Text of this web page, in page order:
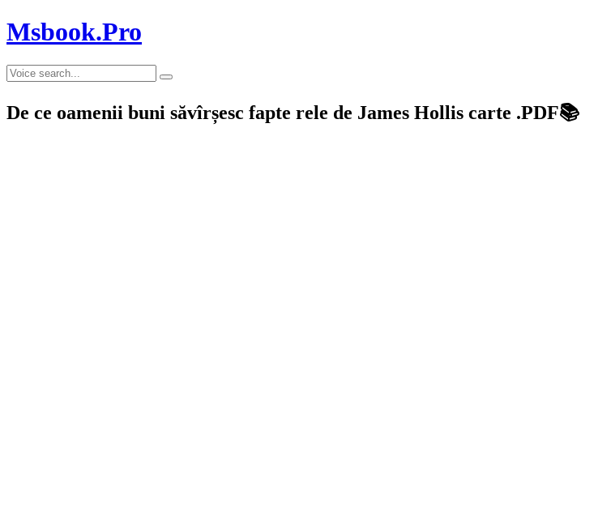
Msbook.Pro
De ce oamenii buni săvîrșesc fapte rele de James Hollis carte .PDF📚